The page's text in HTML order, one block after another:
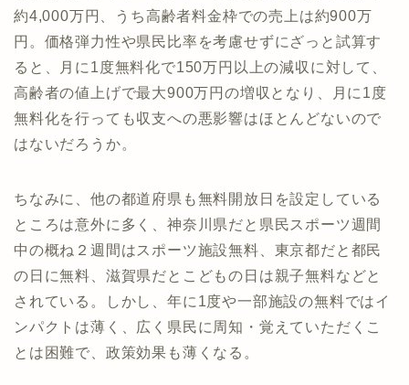
約4,000万円、うち高齢者料金枠での売上は約900万
円。価格弾力性や県民比率を考慮せずにざっと試算す
ると、月に1度無料化で150万円以上の減収に対して、
高齢者の値上げで最大900万円の増収となり、月に1度
無料化を行っても収支への悪影響はほとんどないので
はないだろうか。
ちなみに、他の都道府県も無料開放日を設定している
ところは意外に多く、神奈川県だと県民スポーツ週間
中の概ね２週間はスポーツ施設無料、東京都だと都民
の日に無料、滋賀県だとこどもの日は親子無料などと
されている。しかし、年に1度や一部施設の無料ではイ
ンパクトは薄く、広く県民に周知・覚えていただくこ
とは困難で、政策効果も薄くなる。